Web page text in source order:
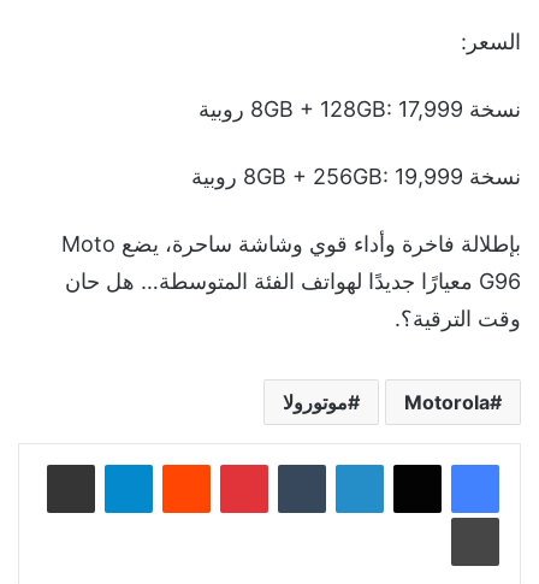
السعر:
نسخة 8GB + 128GB: 17,999 روبية
نسخة 8GB + 256GB: 19,999 روبية
بإطلالة فاخرة وأداء قوي وشاشة ساحرة، يضع Moto
G96 معيارًا جديدًا لهواتف الفئة المتوسطة… هل حان
وقت الترقية؟.
Motorola موتورولا
لينكدإن بينتيريست